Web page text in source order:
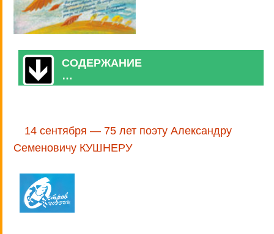
СОДЕРЖАНИЕ
…
14 сентября — 75 лет поэту Александру
Семеновичу КУШНЕРУ